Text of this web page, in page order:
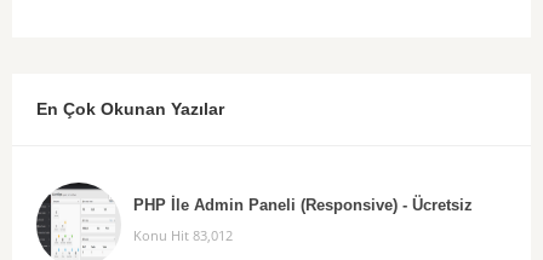
En Çok Okunan Yazılar
PHP İle Admin Paneli (Responsive) - Ücretsiz
Konu Hit 83,012